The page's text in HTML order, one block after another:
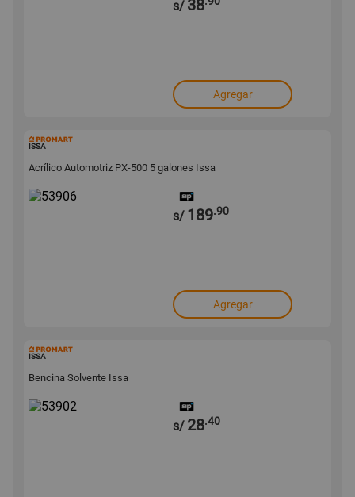
s/ 38
Agregar
ISSA
Acrílico Automotriz PX-500 5 galones Issa
s/ 189.90
Agregar
ISSA
Bencina Solvente Issa
s/ 28.40